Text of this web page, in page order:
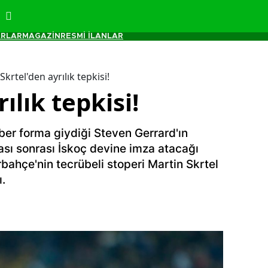
MAGAZİN RESMİ İLANLAR
Skrtel'den ayrılık tepkisi!
tepkisi!
forma giydiği Steven Gerrard'ın
sonrası İskoç devine imza atacağı
tecrübeli stoperi Martin Skrtel